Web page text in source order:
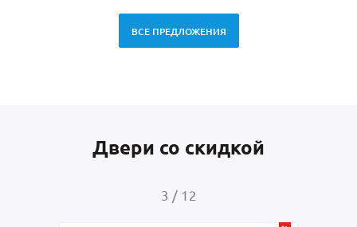
ВСЕ ПРЕДЛОЖЕНИЯ
Двери со скидкой
3 / 12